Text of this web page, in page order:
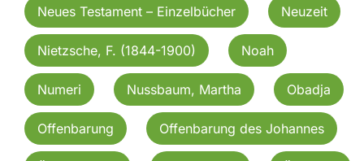
Neues Testament – Einzelbücher Neuzeit
Nietzsche, F. (1844-1900) Noah
Numeri Nussbaum, Martha Obadja
Offenbarung Offenbarung des Johannes